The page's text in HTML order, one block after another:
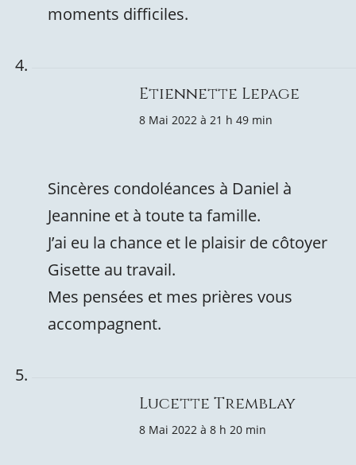
moments difficiles.
Etiennette Lepage
8 Mai 2022 à 21 h 49 min
Sincères condoléances à Daniel à
Jeannine et à toute ta famille.
J’ai eu la chance et le plaisir de côtoyer
Gisette au travail.
Mes pensées et mes prières vous
accompagnent.
Lucette Tremblay
8 Mai 2022 à 8 h 20 min